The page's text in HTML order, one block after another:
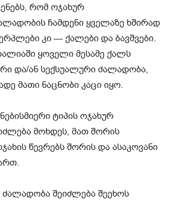
რომ ოჯახურ
ჩამდენი ყველაზე ხშირად
კი — ქალები და ბავშვები.
ყოველი მესამე ქალს
და/ან სექსუალური ძალადობა,
მათი ნაცნობი კაცი იყო.
ტიპის ოჯახურ
მოხდეს, მათ შორის
წევრებს შორის და ასაკოვანი
შეიძლება შეეხოს